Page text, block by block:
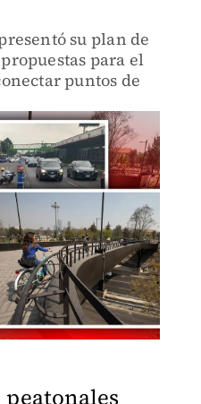
su plan de
para el
puntos de
peatonales